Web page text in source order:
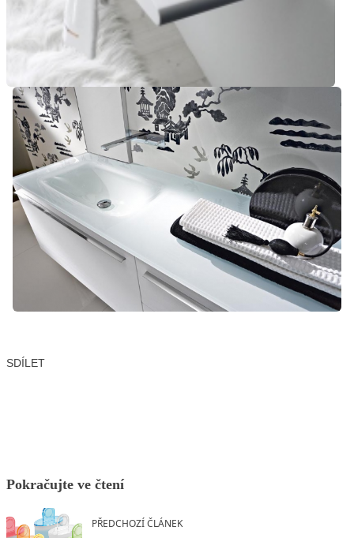
SDÍLET
Pokračujte ve čtení
PŘEDCHOZÍ ČLÁNEK